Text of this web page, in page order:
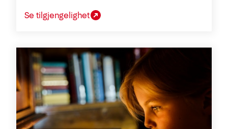
Se tilgjengelighet